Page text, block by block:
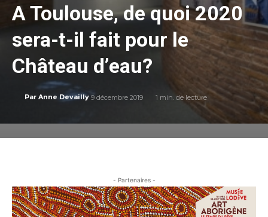
A Toulouse, de quoi 2020
sera-t-il fait pour le
Château d’eau?
Par Anne Devailly 9 décembre 2019 1 min. de lecture
- Partenaires -